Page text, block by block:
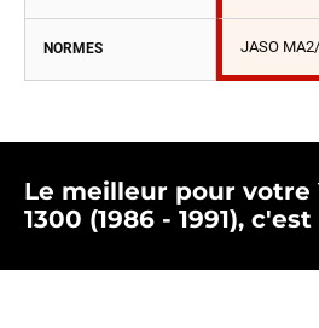
NORMES JASO
Le meilleur pour votre
1300 (1986 - 1991),